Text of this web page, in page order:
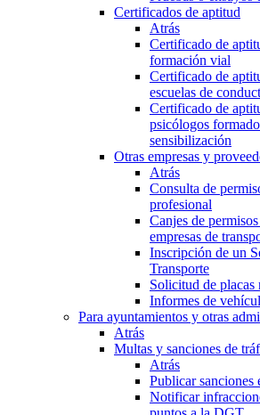
Certificados de aptitud
Atrás
Certificado de
formación vial
Certificado de
escuelas de
Certificado de
psicólogos
sensibilización
Otras empresas y
Atrás
Consulta de
profesional
Canjes de
empresas de
Inscripción de un
Transporte
Solicitud de placas
Informes de
Para ayuntamientos y otras
Atrás
Multas y sanciones de
Atrás
Publicar
Notificar